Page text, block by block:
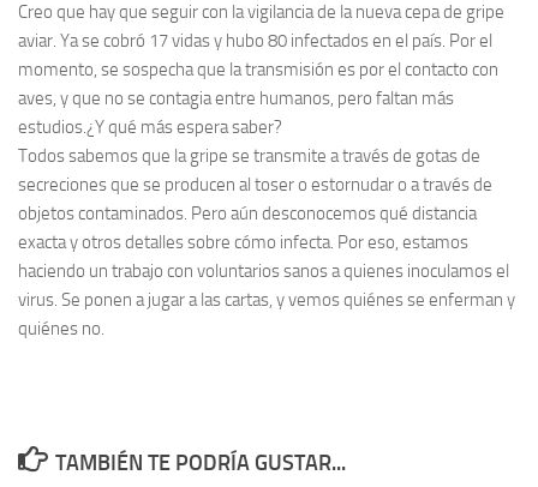
Creo que hay que seguir con la vigilancia de la nueva cepa de gripe
aviar. Ya se cobró 17 vidas y hubo 80 infectados en el país. Por el
momento, se sospecha que la transmisión es por el contacto con
aves, y que no se contagia entre humanos, pero faltan más
estudios.¿Y qué más espera saber?
Todos sabemos que la gripe se transmite a través de gotas de
secreciones que se producen al toser o estornudar o a través de
objetos contaminados. Pero aún desconocemos qué distancia
exacta y otros detalles sobre cómo infecta. Por eso, estamos
haciendo un trabajo con voluntarios sanos a quienes inoculamos el
virus. Se ponen a jugar a las cartas, y vemos quiénes se enferman y
quiénes no.
TAMBIÉN TE PODRÍA GUSTAR...